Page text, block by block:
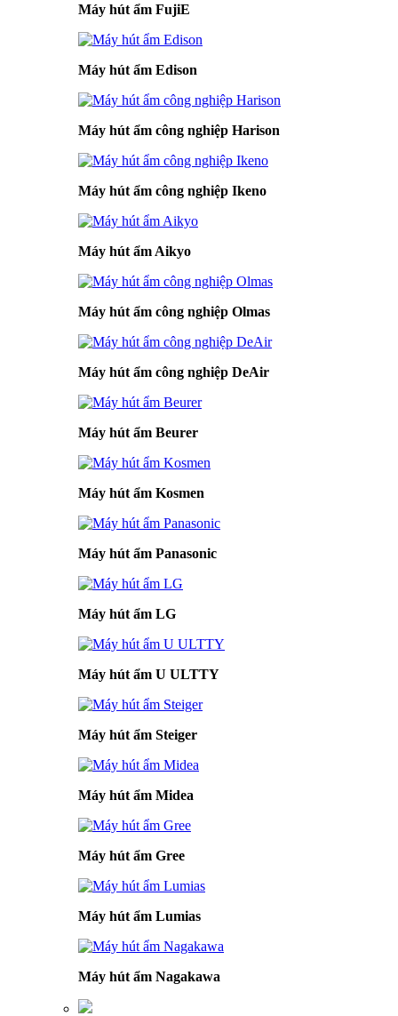
Máy hút ẩm FujiE
Máy hút ẩm Edison
Máy hút ẩm công nghiệp Harison
Máy hút ẩm công nghiệp Ikeno
Máy hút ẩm Aikyo
Máy hút ẩm công nghiệp Olmas
Máy hút ẩm công nghiệp DeAir
Máy hút ẩm Beurer
Máy hút ẩm Kosmen
Máy hút ẩm Panasonic
Máy hút ẩm LG
Máy hút ẩm U ULTTY
Máy hút ẩm Steiger
Máy hút ẩm Midea
Máy hút ẩm Gree
Máy hút ẩm Lumias
Máy hút ẩm Nagakawa